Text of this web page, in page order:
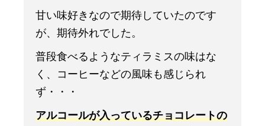
甘い味好きなので期待していたのです
が、期待外れでした。
普段食べるようなティラミスの味はな
く、コーヒーなどの風味も感じられ
ず・・・
アルコールが入っているチョコレートの